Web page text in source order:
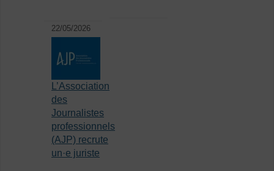
22/05/2026
L’Association
des
Journalistes
professionnels
(AJP) recrute
un·e juriste